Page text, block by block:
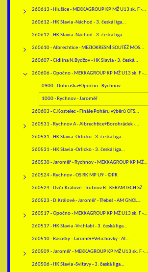
260613 - Hlušice - MEKKAGROUP KP MŽ U13 sk. F -…
260612 - HK Slavia -Náchod - 3. česká liga…
260612 - HK Slavia -Náchod - 3. česká liga…
260610 - Albrechtice - MEZIOKRESNÍ SOUTĚŽ MOS…
260607 - Cidlina N.Bydžov - HK Slavia - 3. česká…
260606 - Opočno - MEKKAGROUP KP MŽ U13 sk. F -…
0900 - Dobruška+Opočno - Rychnov
1000 - Rychnov - Jaroměř
260603 - Č.Kostelec - Finále Poháru výběrů OFS…
260531 - Rychnov A - Albrechtice+Borohrádek -…
260531 - HK Slavia -Orlicko - 3. česká liga…
260531 - HK Slavia -Orlicko - 3. česká liga…
260530 - Jaroměř - Rychnov - MEKKAGROUP KP MŽ…
260524 - Rychnov - OS RK MP U9 - ©PR
260524 - Dvůr Králové - Trutnov B - KERAMTECH SŽ…
260523 - D.Králové - Jaroměř - Třebeš - AM GNOL…
260517 - Opočno - MEKKAGROUP KP MŽ U13 sk. F -…
260517 - HK Slavia -Vrchlabí - 3. česká liga…
260510 - Rasošky - Jaroměř+Velichovky - AT…
260509 - Jaroměř - MEKKAGROUP KP MŽ U13 sk. F -…
260506 - HK Slavia -Svitavy - 3. česká liga…